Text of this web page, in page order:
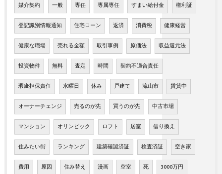
媒介契約 一般 専任 専属専任 すまい給付金 権利証
登記識別情報通知 住宅ローン 返済 消費税 健康経営
健康な職場 売れる金額 取引事例 原価法 収益還元法
投資物件 無料 査定 時間 契約不適合責任
瑕疵担保責任 水曜日 休み 戸建て 流山市 賃貸中
オーナーチェンジ 売るのが先 買うのが先 中古市場
マンション オリンピック ロフト 居室 借り換え
住みたい街 ランキング 建築確認済証 検査済証 空き家
費用 原因 住み替え 漫画 空室 死 3000万円